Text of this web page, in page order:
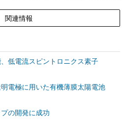
関連情報
低電流スピントロニクス素子
電極に用いた有機薄膜太陽電池
の開発に成功